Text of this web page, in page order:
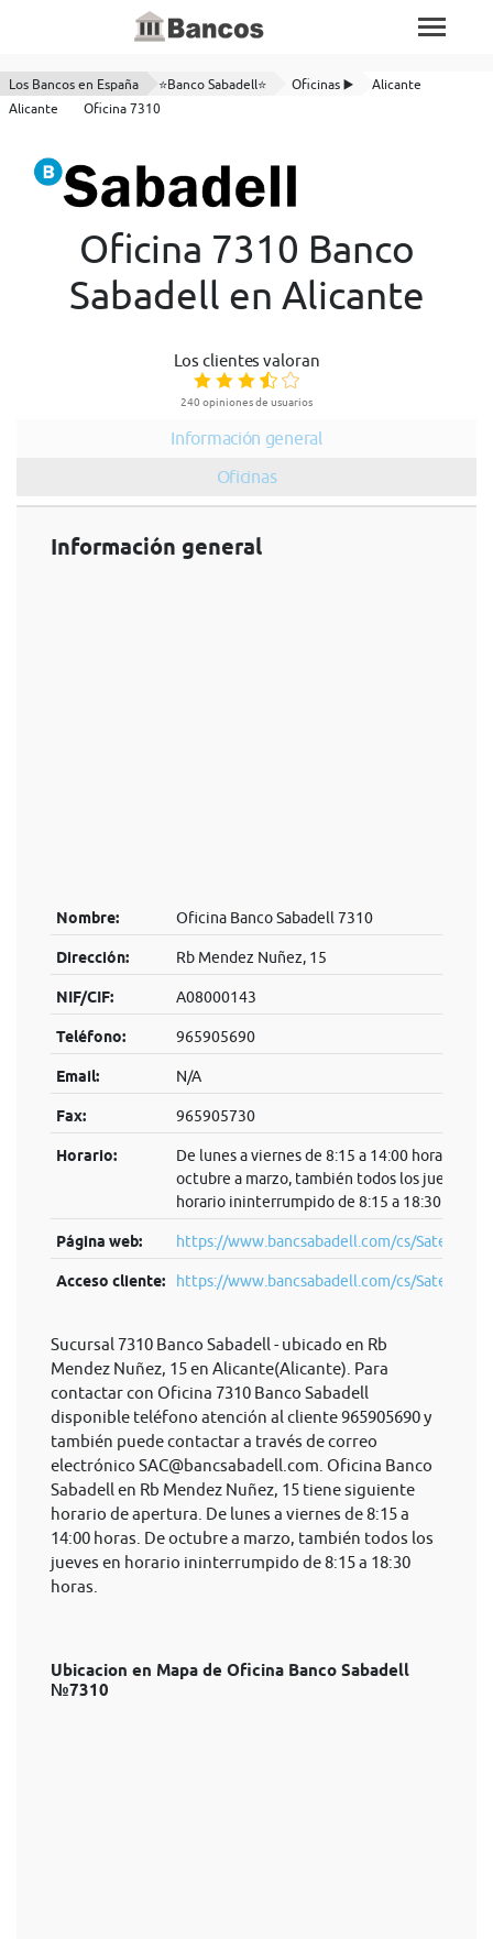
Los Bancos en España ⭐Banco Sabadell⭐ Oficinas ▶️
Alicante
Alicante
Oficina 7310
Oficina 7310 Banco
Sabadell en Alicante
Los clientes valoran
240 opiniones de usuarios
Información general
Oficinas
Información general
Nombre: Oficina Banco Sabadell 7310
Dirección: Rb Mendez Nuñez, 15
NIF/CIF: A08000143
Teléfono: 965905690
Email: N/A
Fax: 965905730
Horario:
De lunes a viernes de 8:15 a 14:00 horas. De
octubre a marzo, también todos los jueves en
horario ininterrumpido de 8:15 a 18:30 horas.
Página web: https://www.bancsabadell.com/cs/Satellite/
Acceso cliente: https://www.bancsabadell.com/cs/Satel...
Sucursal 7310 Banco Sabadell - ubicado en Rb
Mendez Nuñez, 15 en Alicante(Alicante). Para
contactar con Oficina 7310 Banco Sabadell
disponible teléfono atención al cliente 965905690 y
también puede contactar a través de correo
electrónico SAC@bancsabadell.com . Oficina Banco
Sabadell en Rb Mendez Nuñez, 15 tiene siguiente
horario de apertura. De lunes a viernes de 8:15 a
14:00 horas. De octubre a marzo, también todos los
jueves en horario ininterrumpido de 8:15 a 18:30
horas.
Ubicacion en Mapa de Oficina Banco Sabadell
№7310